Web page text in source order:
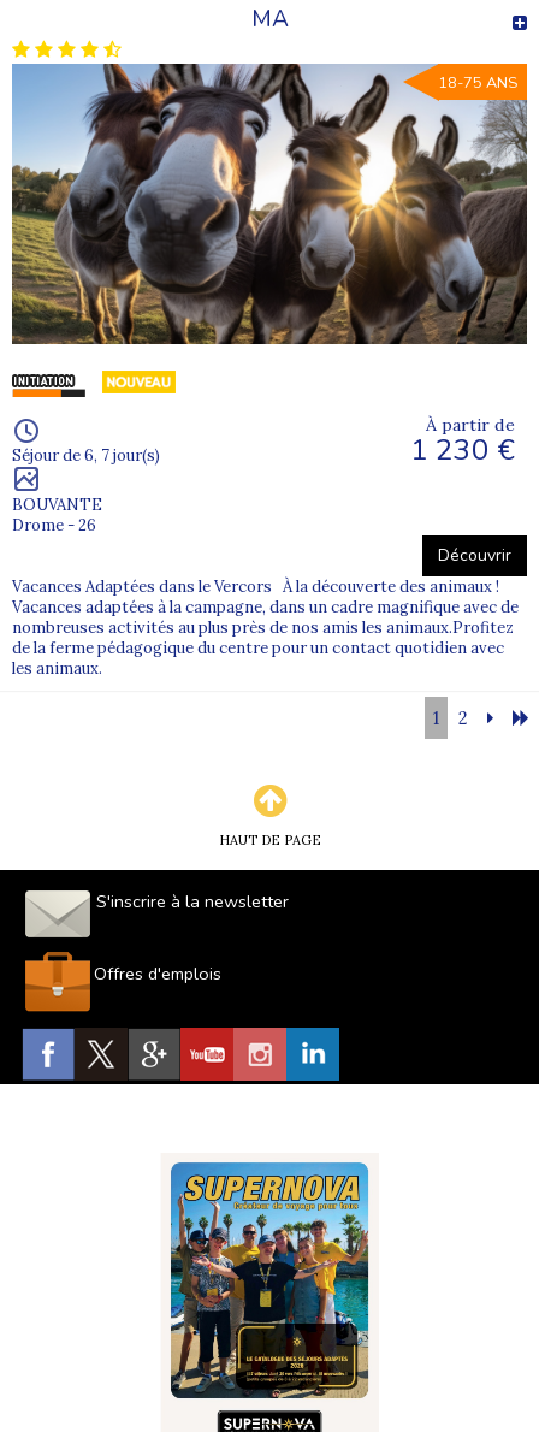
MA
18-75 ANS
Séjour de 6, 7 jour(s)
BOUVANTE
Drome - 26
À partir de
1 230 €
Découvrir
Vacances Adaptées dans le Vercors À la découverte des animaux !
Vacances adaptées à la campagne, dans un cadre magnifique avec de
nombreuses activités au plus près de nos amis les animaux.Profitez
de la ferme pédagogique du centre pour un contact quotidien avec
les animaux.
1 2
HAUT DE PAGE
S'inscrire à la newsletter
Offres d'emplois